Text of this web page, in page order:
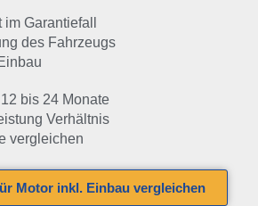
Garantiefall
des Fahrzeugs
bis 24 Monate
Verhältnis
vergleichen
Motor inkl. Einbau vergleichen